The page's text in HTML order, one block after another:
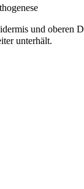
und
unterhält.